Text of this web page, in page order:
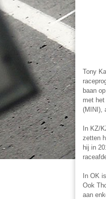
Tony
baan
met
(MINI),
In KZ/
zetten
hij in
In OK
Ook
aan